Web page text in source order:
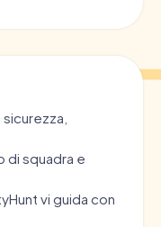
di squadra e
vi guida con